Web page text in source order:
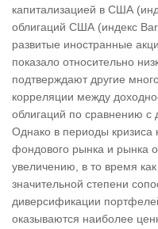
капитализацией в США
облигаций США (индекс
развитые иностранные
показало относительно
подтверждают другие
корреляции между
облигаций по сравнению с
Однако в периоды кризиса
фондового рынка и рынка
увеличению, в то время
значительной степени
диверсификации
оказываются наиболее